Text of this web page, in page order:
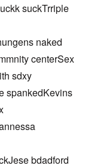
suckTrriple
naked
centerSex
sdxy
spankedKevins
bdadford